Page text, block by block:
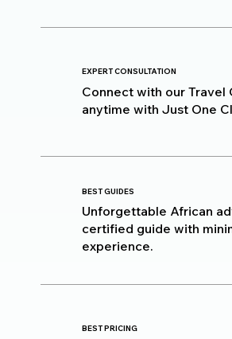
EXPERT CONSULTATION
Connect with our Travel
anytime with Just One
BEST GUIDES
Unforgettable African
certified guide with
experience.
BEST PRICING